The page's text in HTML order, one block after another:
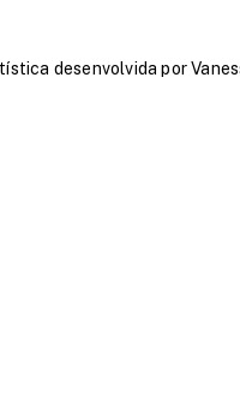
desenvolvida por